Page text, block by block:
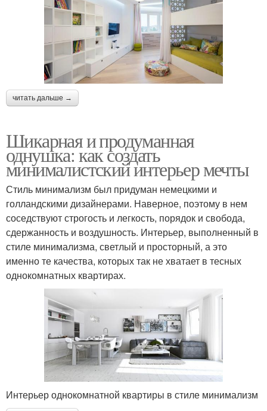
читать дальше →
Шикарная и продуманная
однушка: как создать
минималистский интерьер мечты
Стиль минимализм был придуман немецкими и
голландскими дизайнерами. Наверное, поэтому в нем
соседствуют строгость и легкость, порядок и свобода,
сдержанность и воздушность. Интерьер, выполненный в
стиле минимализма, светлый и просторный, а это
именно те качества, которых так не хватает в тесных
однокомнатных квартирах.
Интерьер однокомнатной квартиры в стиле минимализм